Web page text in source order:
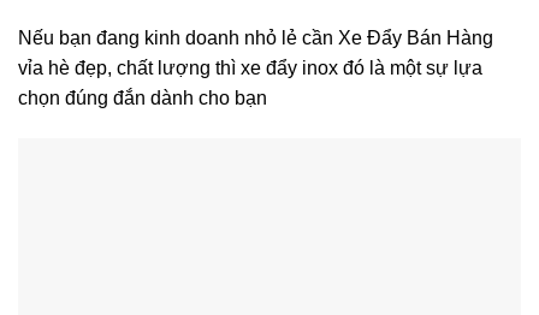
Nếu bạn đang kinh doanh nhỏ lẻ cần Xe Đẩy Bán Hàng
vỉa hè đẹp, chất lượng thì xe đẩy inox đó là một sự lựa
chọn đúng đắn dành cho bạn